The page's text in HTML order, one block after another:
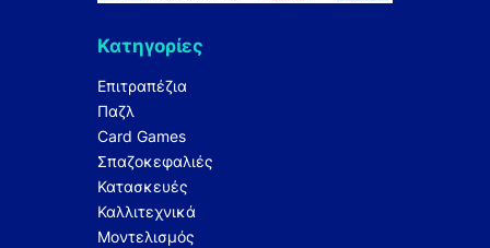
Κατηγορίες
Επιτραπέζια
Παζλ
Card Games
Σπαζοκεφαλιές
Κατασκευές
Καλλιτεχνικά
Μοντελισμός